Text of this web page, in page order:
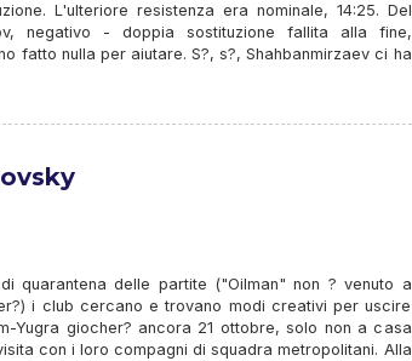
L'ulteriore resistenza era nominale, 14:25. Del
negativo - doppia sostituzione fallita alla fine,
fatto nulla per aiutare. S?, s?, Shahbanmirzaev ci ha
quarantena delle partite ("Oilman" non ? venuto a
i club cercano e trovano modi creativi per uscire
Yugra giocher? ancora 21 ottobre, solo non a casa
con i loro compagni di squadra metropolitani. Alla